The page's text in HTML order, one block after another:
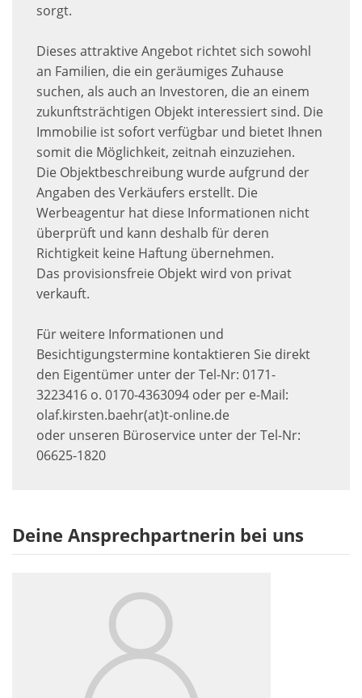
sorgt.
Dieses attraktive Angebot richtet sich sowohl
an Familien, die ein geräumiges Zuhause
suchen, als auch an Investoren, die an einem
zukunftsträchtigen Objekt interessiert sind. Die
Immobilie ist sofort verfügbar und bietet Ihnen
somit die Möglichkeit, zeitnah einzuziehen.
Die Objektbeschreibung wurde aufgrund der
Angaben des Verkäufers erstellt. Die
Werbeagentur hat diese Informationen nicht
überprüft und kann deshalb für deren
Richtigkeit keine Haftung übernehmen.
Das provisionsfreie Objekt wird von privat
verkauft.
Für weitere Informationen und
Besichtigungstermine kontaktieren Sie direkt
den Eigentümer unter der Tel-Nr: 0171-
3223416 o. 0170-4363094 oder per e-Mail:
olaf.kirsten.baehr(at)t-online.de
oder unseren Büroservice unter der Tel-Nr:
06625-1820
Deine Ansprechpartnerin bei uns